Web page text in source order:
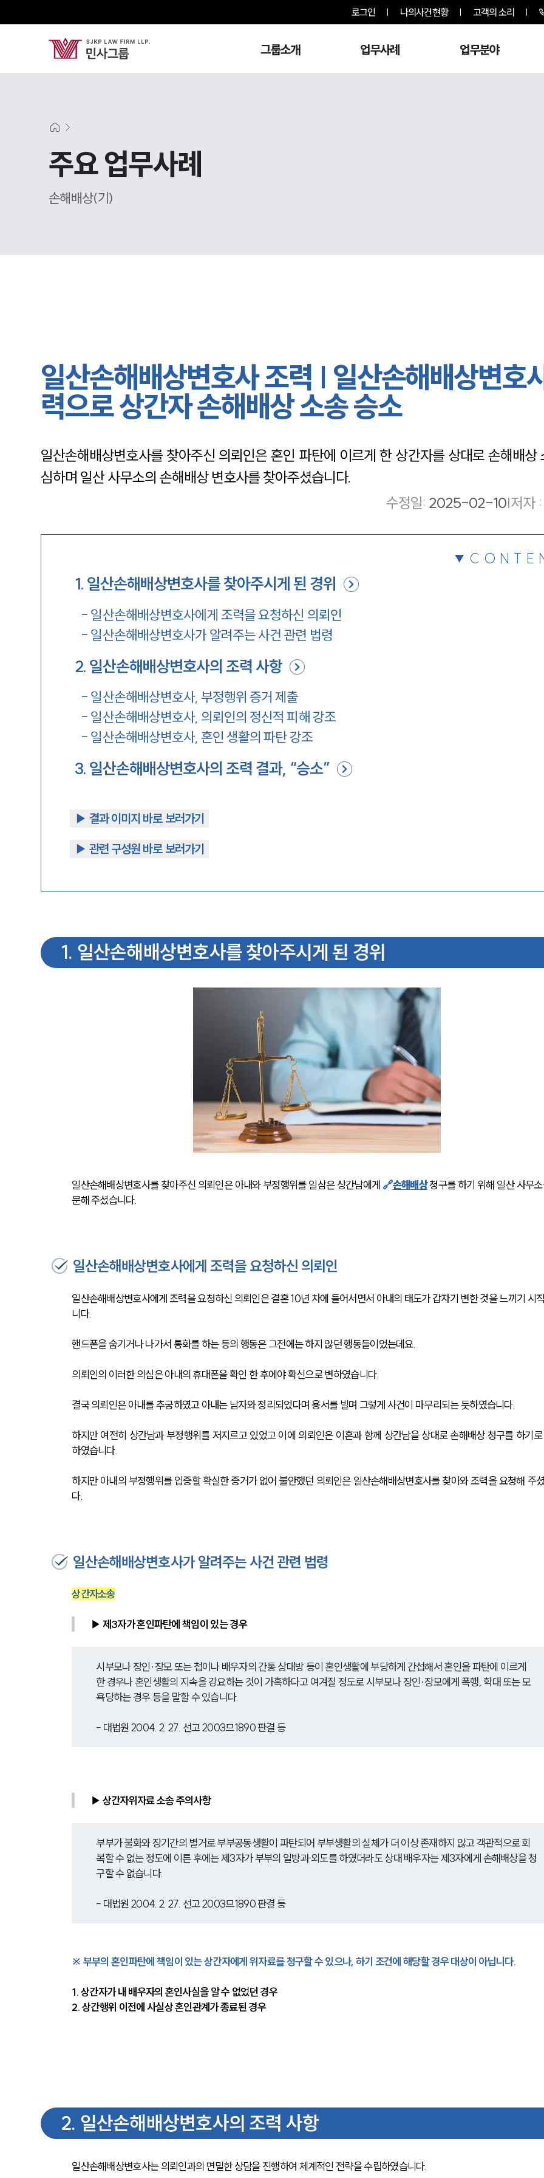
로그인 나의사건현황 고객의 소리
그룹소개 업무사례 업무분야
주요 업무사례
손해배상(기)
일산손해배상변호사 조력 | 일산손해배상변호
력으로 상간자 손해배상 소송 승소
일산손해배상변호사를 찾아주신 의뢰인은 혼인 파탄에 이르게 한 상간자를 상대로 손해배상
심하며 일산 사무소의 손해배상 변호사를 찾아주셨습니다.
수정일: 2025-02-10|저자 :
1. 일산손해배상변호사를 찾아주시게 된 경위
- 일산손해배상변호사에게 조력을 요청하신 의뢰인
- 일산손해배상변호사가 알려주는 사건 관련 법령
2. 일산손해배상변호사의 조력 사항
- 일산손해배상변호사, 부정행위 증거 제출
- 일산손해배상변호사, 의뢰인의 정신적 피해 강조
- 일산손해배상변호사, 혼인 생활의 파탄 강조
3. 일산손해배상변호사의 조력 결과, “승소”
▶︎ 결과 이미지 바로 보러가기
▶︎ 관련 구성원 바로 보러가기
1. 일산손해배상변호사를 찾아주시게 된 경위
일산손해배상변호사를 찾아주신 의뢰인은 아내와 부정행위를 일삼은 상간남에게 🔗손해배상 청구를 하기 위해 일산 사무
문해 주셨습니다.
일산손해배상변호사에게 조력을 요청하신 의뢰인
일산손해배상변호사에게 조력을 요청하신 의뢰인은 결혼 10년 차에 들어서면서 아내의 태도가 갑자기 변한 것을 느끼기 시
니다.
핸드폰을 숨기거나 나가서 통화를 하는 등의 행동은 그전에는 하지 않던 행동들이었는데요.
의뢰인의 이러한 의심은 아내의 휴대폰을 확인 한 후에야 확신으로 변하였습니다.
결국 의뢰인은 아내를 추궁하였고 아내는 남자와 정리되었다며 용서를 빌며 그렇게 사건이 마무리되는 듯하였습니다.
하지만 여전히 상간남과 부정행위를 저지르고 있었고 이에 의뢰인은 이혼과 함께 상간남을 상대로 손해배상 청구를 하기로
하였습니다.
하지만 아내의 부정행위를 입증할 확실한 증거가 없어 불안했던 의뢰인은 일산손해배상변호사를 찾아와 조력을 요청해 주
다.
일산손해배상변호사가 알려주는 사건 관련 법령
상간자소송
▶ 제3자가 혼인파탄에 책임이 있는 경우
시부모나 장인·장모 또는 첩이나 배우자의 간통 상대방 등이 혼인생활에 부당하게 간섭해서 혼인을 파탄에 이르게
한 경우나 혼인생활의 지속을 강요하는 것이 가혹하다고 여겨질 정도로 시부모나 장인·장모에게 폭행, 학대 또는 모
욕당하는 경우 등을 말할 수 있습니다.
- 대법원 2004. 2. 27. 선고 2003므1890 판결 등
▶ 상간자위자료 소송 주의사항
부부가 불화와 장기간의 별거로 부부공동생활이 파탄되어 부부생활의 실체가 더 이상 존재하지 않고 객관적으로 회
복할 수 없는 정도에 이른 후에는 제3자가 부부의 일방과 외도를 하였더라도 상대 배우자는 제3자에게 손해배상을 청
구할 수 없습니다.
- 대법원 2004. 2. 27. 선고 2003므1890 판결 등
※ 부부의 혼인파탄에 책임이 있는 상간자에게 위자료를 청구할 수 있으나, 하기 조건에 해당할 경우 대상이 아닙니다.
1. 상간자가 내 배우자의 혼인사실을 알 수 없었던 경우
2. 상간행위 이전에 사실상 혼인관계가 종료된 경우
2. 일산손해배상변호사의 조력 사항
일산손해배상변호사는 의뢰인과의 면밀한 상담을 진행하여 체계적인 전략을 수립하였습니다.